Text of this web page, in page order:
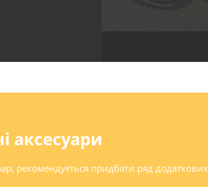
аксесуари
рекомендується придбати ряд додаткових